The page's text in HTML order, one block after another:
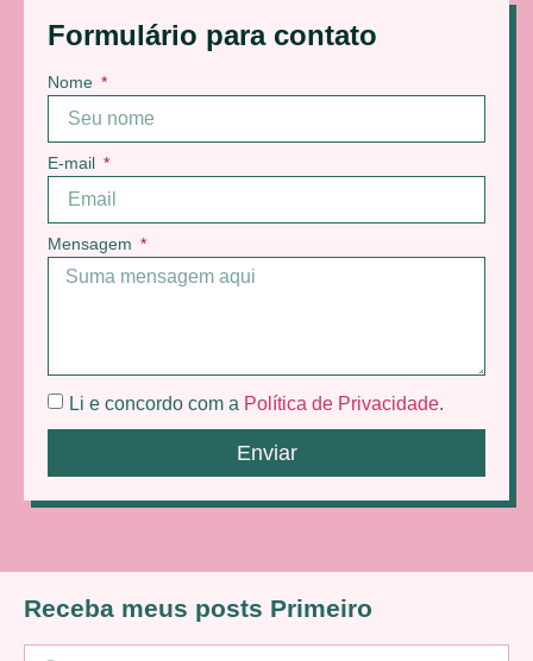
Formulário para contato
Nome
E-mail
Mensagem
Li e concordo com a Política de Privacidade.
Enviar
Receba meus posts Primeiro